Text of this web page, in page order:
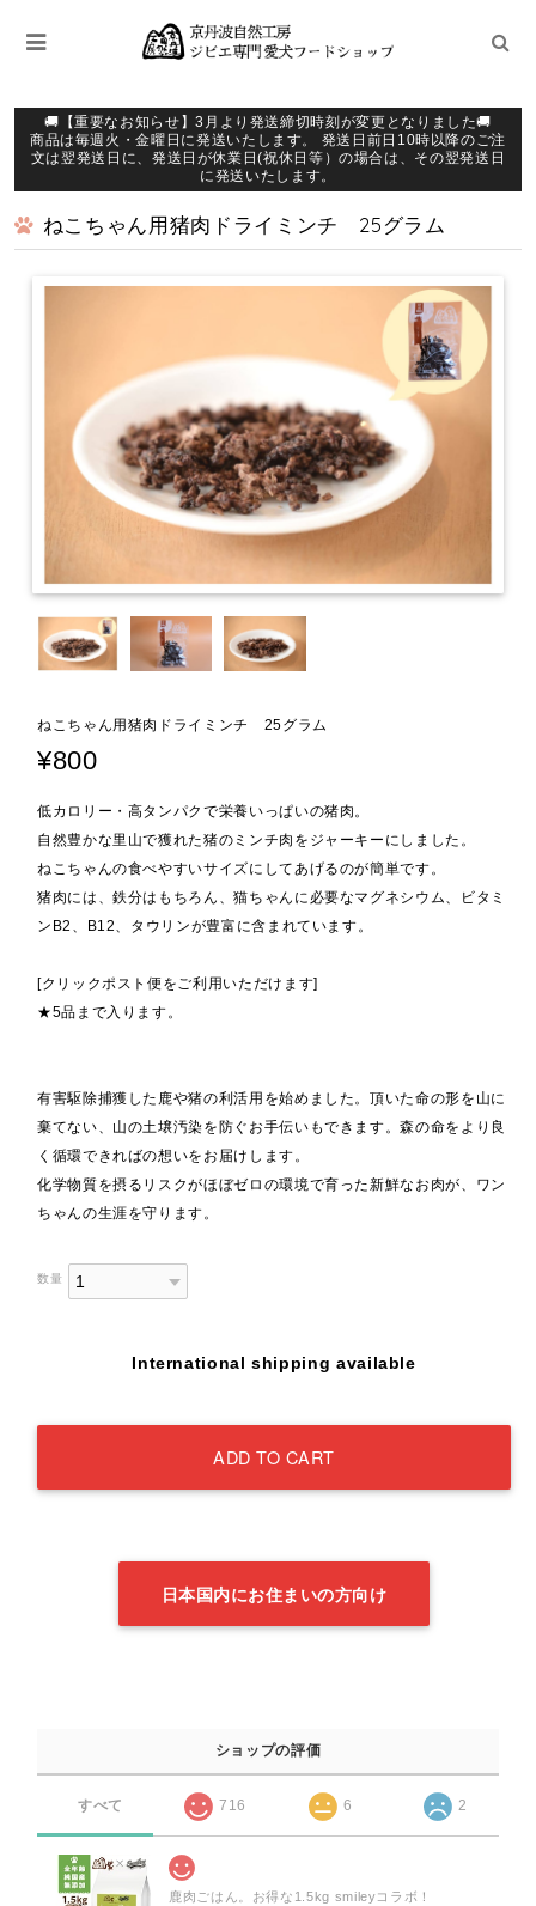
🚚【重要なお知らせ】3月より発送締切時刻が変更となりました🚚
商品は毎週火・金曜日に発送いたします。 発送日前日10時以降のご注
文は翌発送日に、発送日が休業日(祝休日等）の場合は、その翌発送日
に発送いたします。
ねこちゃん用猪肉ドライミンチ 25グラム
ねこちゃん用猪肉ドライミンチ 25グラム
¥800
低カロリー・高タンパクで栄養いっぱいの猪肉。
自然豊かな里山で獲れた猪のミンチ肉をジャーキーにしました。
ねこちゃんの食べやすいサイズにしてあげるのが簡単です。
猪肉には、鉄分はもちろん、猫ちゃんに必要なマグネシウム、ビタミ
ンB2、B12、タウリンが豊富に含まれています。
[クリックポスト便をご利用いただけます]
★5品まで入ります。
有害駆除捕獲した鹿や猪の利活用を始めました。頂いた命の形を山に
棄てない、山の土壌汚染を防ぐお手伝いもできます。森の命をより良
く循環できればの想いをお届けします。
化学物質を摂るリスクがほぼゼロの環境で育った新鮮なお肉が、ワン
ちゃんの生涯を守ります。
数量
International shipping available
ADD TO CART
日本国内にお住まいの方向け
ショップの評価
すべて 716 6 2
鹿肉ごはん。お得な1.5kg smileyコラボ！